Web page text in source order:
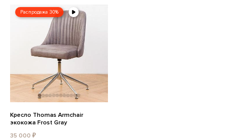
Распродажа 30%
Кресло Thomas Armchair
экокожа Frost Gray
35 000 ₽